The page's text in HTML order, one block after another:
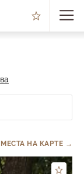
МЕСТА НА КАРТЕ →